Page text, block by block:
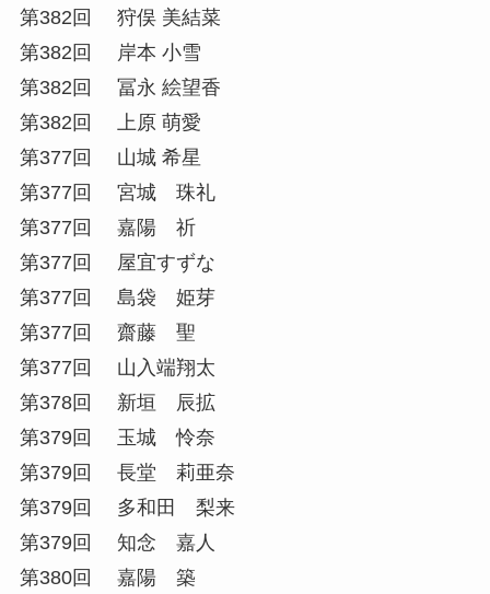
第382回 狩俣 美結菜
第382回 岸本 小雪
第382回 冨永 絵望香
第382回 上原 萌愛
第377回 山城 希星
第377回 宮城 珠礼
第377回 嘉陽 祈
第377回 屋宜すずな
第377回 島袋 姫芽
第377回 齋藤 聖
第377回 山入端翔太
第378回 新垣 辰拡
第379回 玉城 怜奈
第379回 長堂 莉亜奈
第379回 多和田 梨来
第379回 知念 嘉人
第380回 嘉陽 築